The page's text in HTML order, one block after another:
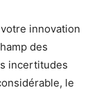
innovation
des
incertitudes
le